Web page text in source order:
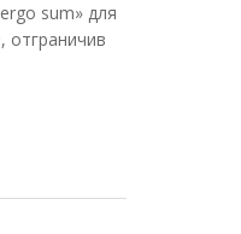
sum» для
отграничив